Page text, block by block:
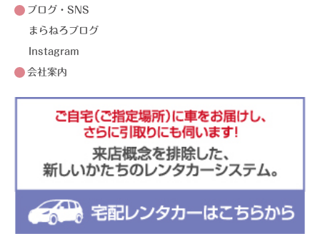
ブログ・SNS
まらねろブログ
Instagram
会社案内